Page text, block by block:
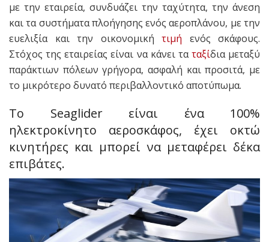
με την εταιρεία, συνδυάζει την ταχύτητα, την άνεση
και τα συστήματα πλοήγησης ενός αεροπλάνου, με την
ευελιξία και την οικονομική τιμή ενός σκάφους.
Στόχος της εταιρείας είναι να κάνει ταταξίδια μεταξύ
παράκτιων πόλεων γρήγορα, ασφαλή και προσιτά, με
το μικρότερο δυνατό περιβαλλοντικό αποτύπωμα.
Το Seaglider είναι ένα 100%
ηλεκτροκίνητο αεροσκάφος, έχει οκτώ
κινητήρες και μπορεί να μεταφέρει δέκα
επιβάτες.